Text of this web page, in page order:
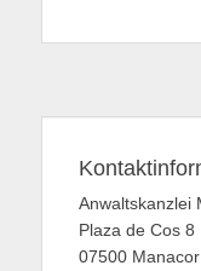
Anwaltskanzlei
Plaza de Cos 8
07500